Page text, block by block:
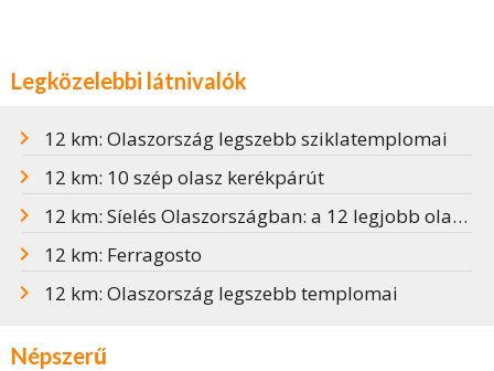
Legközelebbi látnivalók
12 km: Olaszország legszebb sziklatemplomai
12 km: 10 szép olasz kerékpárút
12 km: Síelés Olaszországban: a 12 legjobb olasz síközpont
12 km: Ferragosto
12 km: Olaszország legszebb templomai
Népszerű